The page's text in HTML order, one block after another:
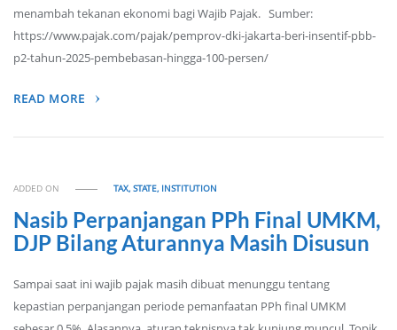
menambah tekanan ekonomi bagi Wajib Pajak. Sumber:
https://www.pajak.com/pajak/pemprov-dki-jakarta-beri-insentif-pbb-
p2-tahun-2025-pembebasan-hingga-100-persen/
READ MORE
ADDED ON TAX, STATE, INSTITUTION
Nasib Perpanjangan PPh Final UMKM,
DJP Bilang Aturannya Masih Disusun
Sampai saat ini wajib pajak masih dibuat menunggu tentang
kepastian perpanjangan periode pemanfaatan PPh final UMKM